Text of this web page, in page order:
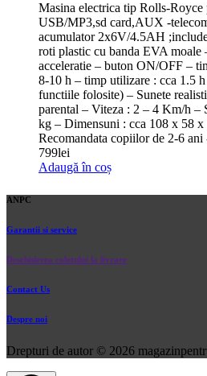
Masina electrica tip Rolls-
USB/MP3,sd card,AUX -
acumulator 2x6V/4.5AH
roti plastic cu banda EVA moale
acceleratie – buton ON/OFF –
8-10 h – timp utilizare : cca 1.5
functiile folosite) – Sunete
parental – Viteza : 2 – 4 Km/h –
kg – Dimensuni : cca 108 x 58
Recomandata copiilor de 2-6
799lei
Adaugă în coș
ANPC
Garantii si service
Deschiderea coletului la livrare
Contact Us
Despre noi
Drepturi de autor © 2026